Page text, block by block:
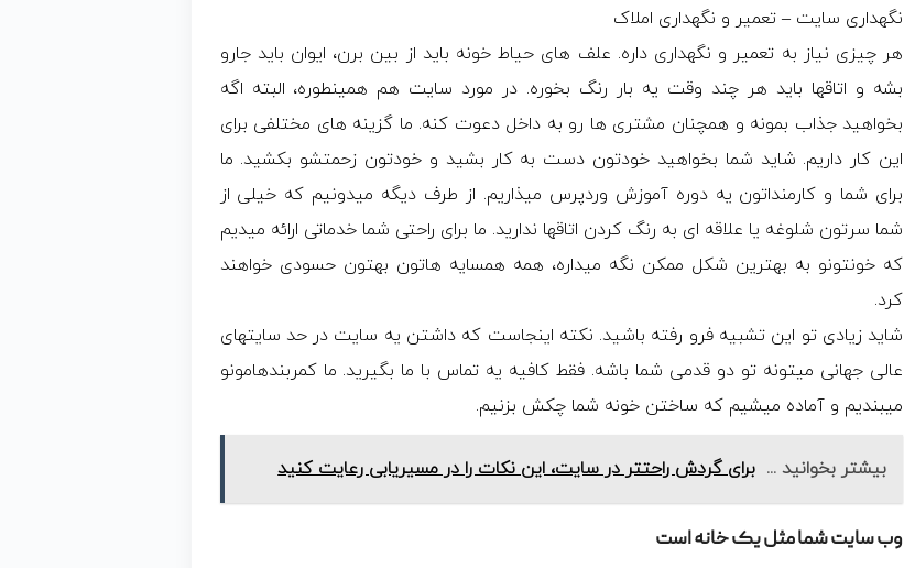
نگهداری سایت – تعمیر و نگهداری املاک
هر چیزی نیاز به تعمیر و نگهداری داره. علف های حیاط خونه باید از بین برن، ایوان باید جارو
بشه و اتاقها باید هر چند وقت یه بار رنگ بخوره. در مورد سایت هم همینطوره، البته اگه
بخواهید جذاب بمونه و همچنان مشتری ها رو به داخل دعوت کنه. ما گزینه های مختلفی برای
این کار داریم. شاید شما بخواهید خودتون دست به کار بشید و خودتون زحمتشو بکشید. ما
برای شما و کارمنداتون یه دوره آموزش وردپرس میذاریم. از طرف دیگه میدونیم که خیلی از
شما سرتون شلوغه یا علاقه ای به رنگ کردن اتاقها ندارید. ما برای راحتی شما خدماتی ارائه میدیم
که خونتونو به بهترین شکل ممکن نگه میداره، همه همسایه هاتون بهتون حسودی خواهند
کرد.
شاید زیادی تو این تشبیه فرو رفته باشید. نکته اینجاست که داشتن یه سایت در حد سایتهای
عالی جهانی میتونه تو دو قدمی شما باشه. فقط کافیه یه تماس با ما بگیرید. ما کمربندهامونو
میبندیم و آماده میشیم که ساختن خونه شما چکش بزنیم.
بیشتر بخوانید ... برای گردش راحتتر در سایت، این نکات را در مسیریابی رعایت کنید
وب سایت شما مثل یک خانه است